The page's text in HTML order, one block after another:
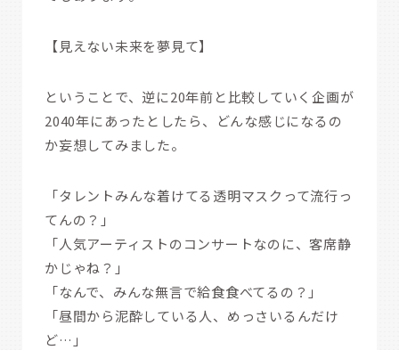
【見えない未来を夢見て】
ということで、逆に20年前と比較していく企画が
2040年にあったとしたら、どんな感じになるの
か妄想してみました。
「タレントみんな着けてる透明マスクって流行っ
てんの？」
「人気アーティストのコンサートなのに、客席静
かじゃね？」
「なんで、みんな無言で給食食べてるの？」
「昼間から泥酔している人、めっさいるんだけ
ど…」